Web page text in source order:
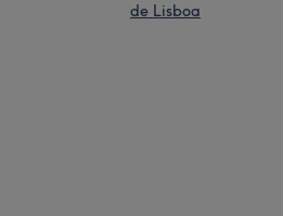
de Lisboa